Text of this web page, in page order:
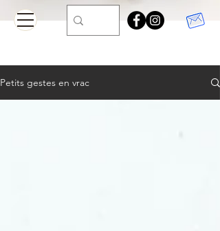
Petits gestes en vrac